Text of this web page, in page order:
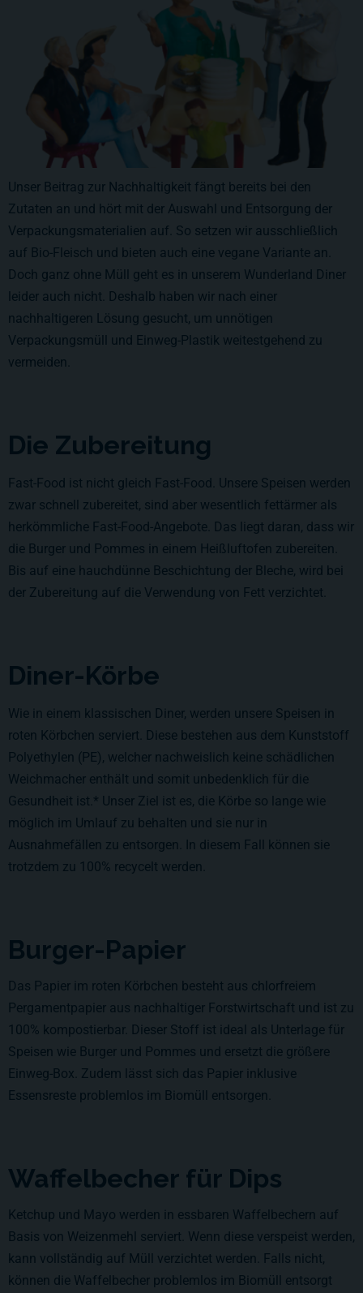
Unser Beitrag zur Nachhaltigkeit fängt bereits bei den
Zutaten an und hört mit der Auswahl und Entsorgung der
Verpackungsmaterialien auf. So setzen wir ausschließlich
auf Bio-Fleisch und bieten auch eine vegane Variante an.
Doch ganz ohne Müll geht es in unserem Wunderland Diner
leider auch nicht. Deshalb haben wir nach einer
nachhaltigeren Lösung gesucht, um unnötigen
Verpackungsmüll und Einweg-Plastik weitestgehend zu
vermeiden.
Die Zubereitung
Fast-Food ist nicht gleich Fast-Food. Unsere Speisen werden
zwar schnell zubereitet, sind aber wesentlich fettärmer als
herkömmliche Fast-Food-Angebote. Das liegt daran, dass wir
die Burger und Pommes in einem Heißluftofen zubereiten.
Bis auf eine hauchdünne Beschichtung der Bleche, wird bei
der Zubereitung auf die Verwendung von Fett verzichtet.
Diner-Körbe
Wie in einem klassischen Diner, werden unsere Speisen in
roten Körbchen serviert. Diese bestehen aus dem Kunststoff
Polyethylen (PE), welcher nachweislich keine schädlichen
Weichmacher enthält und somit unbedenklich für die
Gesundheit ist.* Unser Ziel ist es, die Körbe so lange wie
möglich im Umlauf zu behalten und sie nur in
Ausnahmefällen zu entsorgen. In diesem Fall können sie
trotzdem zu 100% recycelt werden.
Burger-Papier
Das Papier im roten Körbchen besteht aus chlorfreiem
Pergamentpapier aus nachhaltiger Forstwirtschaft und ist zu
100% kompostierbar. Dieser Stoff ist ideal als Unterlage für
Speisen wie Burger und Pommes und ersetzt die größere
Einweg-Box. Zudem lässt sich das Papier inklusive
Essensreste problemlos im Biomüll entsorgen.
Waffelbecher für Dips
Ketchup und Mayo werden in essbaren Waffelbechern auf
Basis von Weizenmehl serviert. Wenn diese verspeist werden,
kann vollständig auf Müll verzichtet werden. Falls nicht,
können die Waffelbecher problemlos im Biomüll entsorgt